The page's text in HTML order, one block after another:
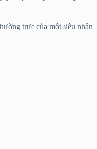
trực của một siêu nhân